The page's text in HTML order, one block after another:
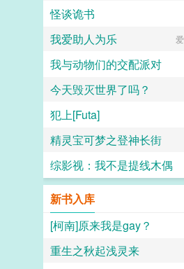
怪谈诡书
我爱助人为乐
我与动物们的交配派对
今天毁灭世界了吗？
犯上[Futa]
精灵宝可梦之登神长街
综影视：我不是提线木偶
新书入库
[柯南]原来我是gay？
重生之秋起浅灵来